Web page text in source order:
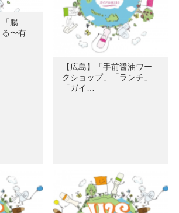
「腸
〜有
【広島】「手前醤油ワー
クショップ」「ランチ」
「ガイ…